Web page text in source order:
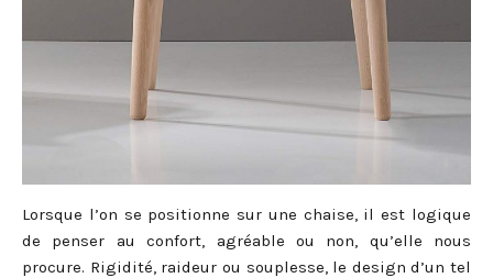
Lorsque l’on se positionne sur une chaise, il est logique
de penser au confort, agréable ou non, qu’elle nous
procure. Rigidité, raideur ou souplesse, le design d’un tel